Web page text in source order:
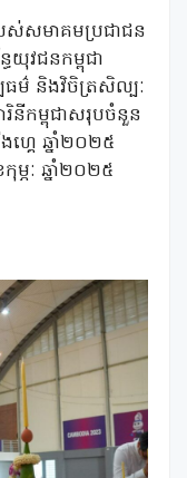
ស់សមាគមប្រជាជន
យុវជនកម្ពុជា
ធម៌ និងវិចិត្រសិល្បៈ
កម្ពុជាសរុបចំនួន
គេ ឆ្នាំ២០២៥
ភៈ ឆ្នាំ២០២៥